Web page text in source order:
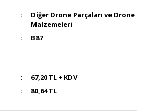
Diğer Drone Parçaları ve Drone
Malzemeleri
B87
67,20 TL + KDV
80,64 TL